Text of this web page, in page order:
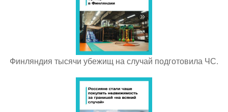
Финляндия тысячи убежищ на случай подготовила ЧС.